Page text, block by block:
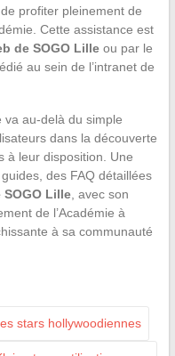
profiter pleinement de
Cette assistance est
de SOGO Lilleou par le
au sein de l’intranet de
va au-delà du simple
dans la découverte
à leur disposition. Une
des FAQ détaillées
Lille, avec son
de l’Académie à
à sa communauté
stars hollywoodiennes